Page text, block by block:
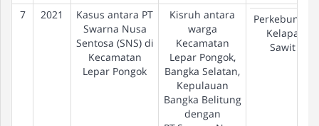
7 2021
Kasus antara PT
Swarna Nusa
Sentosa (SNS) di
Kecamatan
Lepar Pongok
Kisruh antara
warga
Kecamatan
Lepar Pongok,
Bangka Selatan,
Kepulauan
Bangka Belitung
dengan
Perkebunan
Kelapa
Sawit